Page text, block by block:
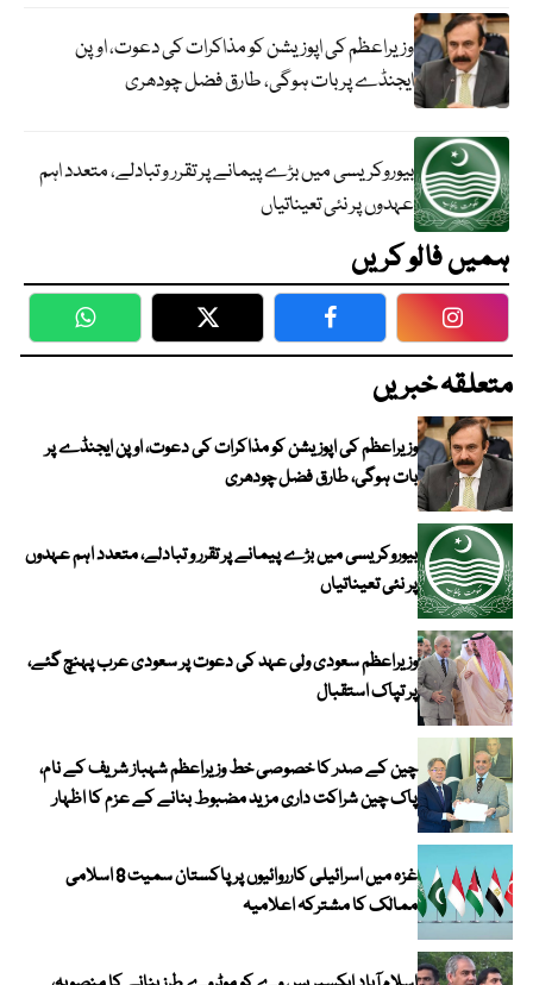
وزیراعظم کی اپوزیشن کو مذاکرات کی دعوت، اوپن
ایجنڈے پر بات ہوگی، طارق فضل چودھری
بیوروکریسی میں بڑے پیمانے پر تقرر و تبادلے، متعدد اہم
عہدوں پر نئی تعیناتیاں
ہمیں فالو کریں
WhatsApp Twitter Facebook
متعلقہ خبریں
وزیراعظم کی اپوزیشن کو مذاکرات کی دعوت، اوپن ایجنڈے پر
بات ہوگی، طارق فضل چودھری
بیوروکریسی میں بڑے پیمانے پر تقرر و تبادلے، متعدد اہم عہدوں
پر نئی تعیناتیاں
وزیراعظم سعودی ولی عہد کی دعوت پر سعودی عرب پہنچ گئے،
پر تپاک استقبال
چین کے صدر کا خصوصی خط وزیراعظم شہباز شریف کے نام،
پاک چین شراکت داری مزید مضبوط بنانے کے عزم کا اظہار
غزہ میں اسرائیلی کارروائیوں پر پاکستان سمیت 8 اسلامی
ممالک کا مشترکہ اعلامیہ